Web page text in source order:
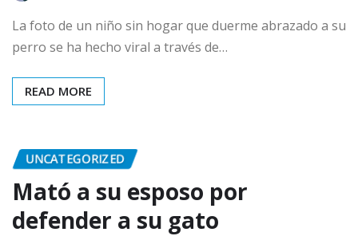
La foto de un niño sin hogar que duerme abrazado a su
perro se ha hecho viral a través de…
READ MORE
UNCATEGORIZED
Mató a su esposo por
defender a su gato